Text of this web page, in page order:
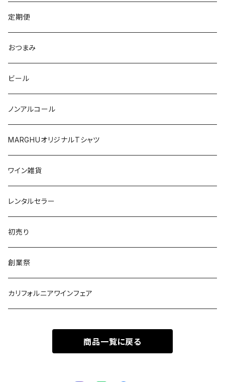
チリ
ドイツ
アルゼンチン
日本
オーストリア
南アフリカ
ポルトガル
シチリア
カリフォルニア
オレゴン
南アフリカ
オーストリア
チリ
オーストラリア
日本
ポルトガル
定期便
おつまみ
ビール
ノンアルコール
MARGHUオリジナルTシャツ
ワイン雑貨
レンタルセラー
初売り
創業祭
カリフォルニアワインフェア
商品一覧に戻る